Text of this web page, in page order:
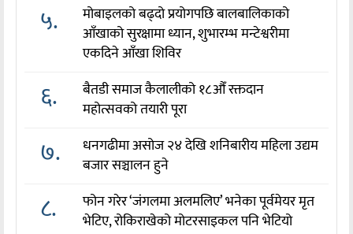
५.
मोबाइलको बढ्दो प्रयोगपछि बालबालिकाको
आँखाको सुरक्षामा ध्यान, शुभारम्भ मन्टेश्वरीमा
एकदिने आँखा शिविर
६.
बैतडी समाज कैलालीको १८औँ रक्तदान
महोत्सवको तयारी पूरा
७.
धनगढीमा असोज २४ देखि शनिबारीय महिला उद्यम
बजार सञ्चालन हुने
८.
फोन गरेर ‘जंगलमा अलमलिए’ भनेका पूर्वमेयर मृत
भेटिए, रोकिराखेको मोटरसाइकल पनि भेटियो